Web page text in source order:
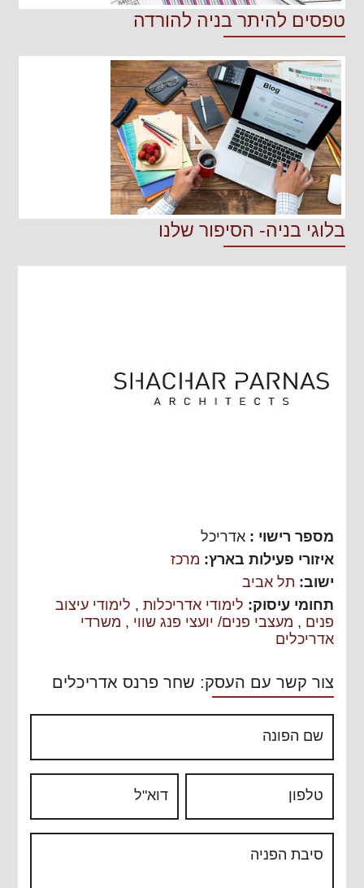
טפסים להיתר בניה להורדה
בלוגי בניה- הסיפור שלנו
מספר רישוי : אדריכל
איזורי פעילות בארץ: מרכז
ישוב: תל אביב
תחומי עיסוק: לימודי אדריכלות , לימודי עיצוב
פנים , מעצבי פנים/ יועצי פנג שווי , משרדי
אדריכלים
צור קשר עם העסק: שחר פרנס אדריכלים
שם הפונה
טלפון דוא"ל
סיבת הפניה